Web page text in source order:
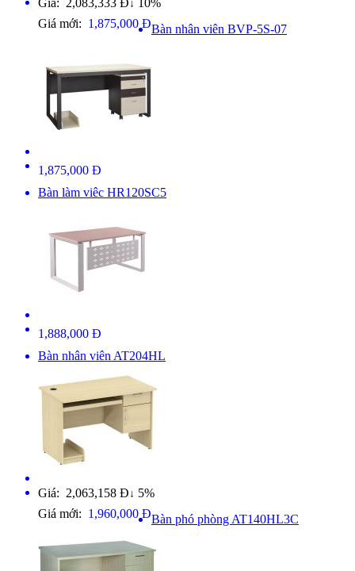
↓
Giá mới: 1,875,000 ĐBàn nhân viên BVP-5S-07
1,875,000 Đ
Bàn làm viêc HR120SC5
1,888,000 Đ
Bàn nhân viên AT204HL
Giá: 2,063,158 Đ ↓ 5%
Giá mới: 1,960,000 ĐBàn phó phòng AT140HL3C